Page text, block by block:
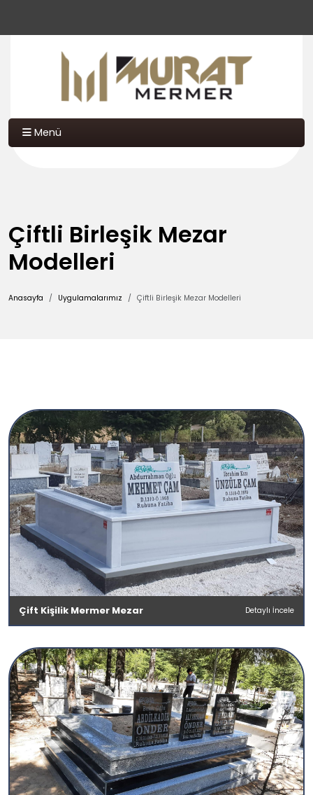
Menü
Çiftli Birleşik Mezar
Modelleri
Anasayfa Uygulamalarımız Çiftli Birleşik Mezar Modelleri
Çift Kişilik Mermer Mezar Detaylı İncele